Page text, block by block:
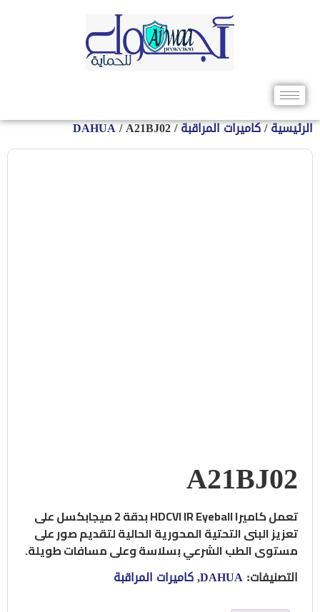
الرئيسية/كاميرات المراقبة/
DAHUA/ A21BJ02
A21BJ02
تعمل كاميرا HDCVI IR Eyeball بدقة 2 ميجابكسل على
تعزيز البنى التحتية المحورية الحالية لتقديم صور على
مستوى الطب الشرعي بسلاسة وعلى مسافات طويلة.
التصنيفات:DAHUA
,كاميرات المراقبة